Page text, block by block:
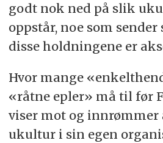
godt nok ned på slik
oppstår, noe som
disse holdningene er
Hvor mange
«råtne epler» må til før
viser mot og innrømmer
ukultur i sin egen